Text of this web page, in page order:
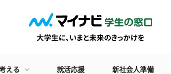
える 就活応援 新社会人準備